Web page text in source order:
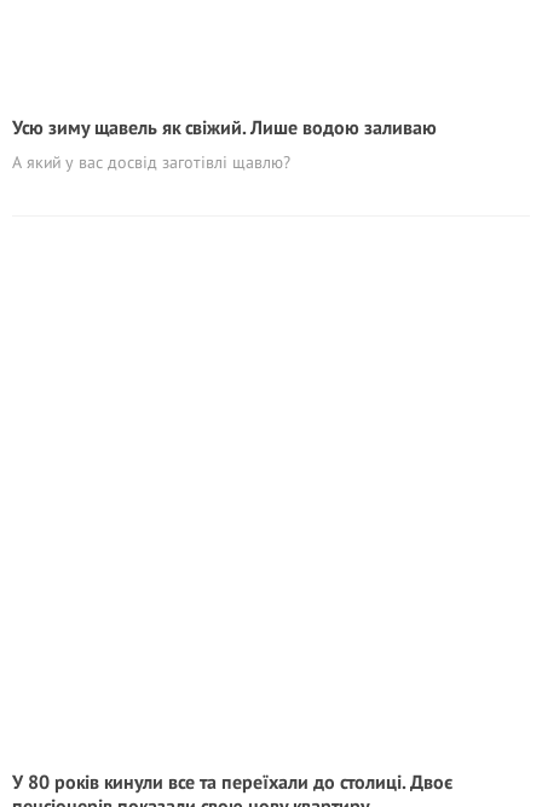
Усю зиму щавель як свіжий. Лише водою заливаю
А який у вас досвід заготівлі щавлю?
У 80 років кинули все та переїхали до столиці. Двоє